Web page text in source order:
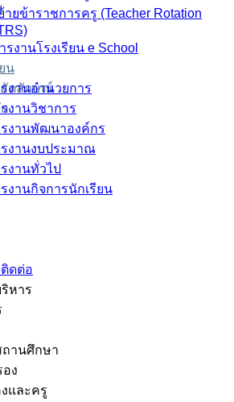
น
ตลักษณ์
หาร
านศึกษา
ง
และครู
ยข้าราชการครู (Teacher Rotation
งานโรงเรียน e School
งานอำนวยการ
งานวิชาการ
งานพัฒนาองค์กร
งานงบประมาณ
งานทั่วไป
งานกิจการนักเรียน
ดต่อ